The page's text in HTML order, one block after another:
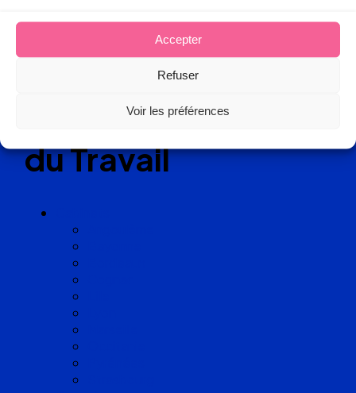
Accepter
Refuser
Voir les préférences
d’avocats
en Droit
du Travail